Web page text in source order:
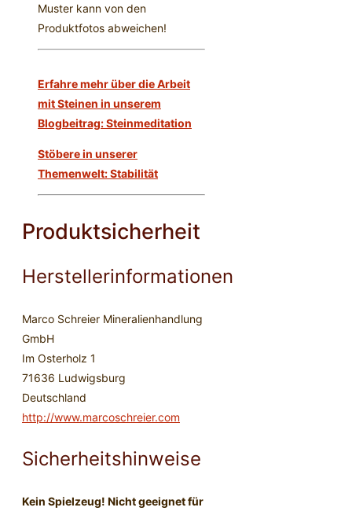
Muster kann von den
Produktfotos abweichen!
Erfahre mehr über die Arbeit
mit Steinen in unserem
Blogbeitrag: Steinmeditation
Stöbere in unserer
Themenwelt: Stabilität
Produktsicherheit
Herstellerinformationen
Marco Schreier Mineralienhandlung
GmbH
Im Osterholz 1
71636 Ludwigsburg
Deutschland
http://www.marcoschreier.com
Sicherheitshinweise
Kein Spielzeug! Nicht geeignet für